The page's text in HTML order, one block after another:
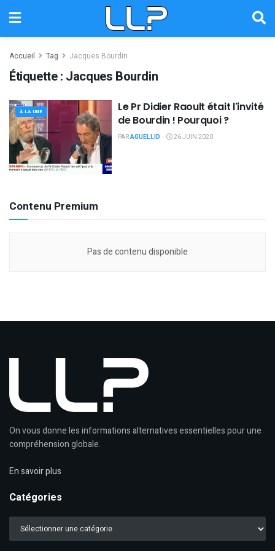
Accueil Tag Jacques Bourdin
Étiquette : Jacques Bourdin
À LA UNE
Le Pr Didier Raoult était l'invité
de Bourdin ! Pourquoi ?
PARAGUELLID 26 JUIN 2020
Contenu Premium
Pas de contenu disponible
On vous donne les informations alternatives essentielles pour une
compréhension globale.
En savoir plus
Catégories
Catégories